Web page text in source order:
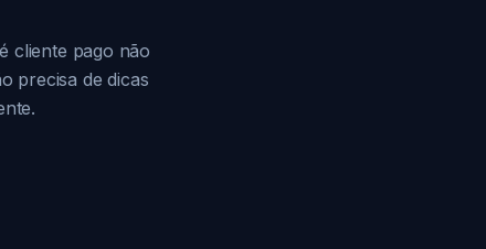
cliente pago não
precisa de dicas